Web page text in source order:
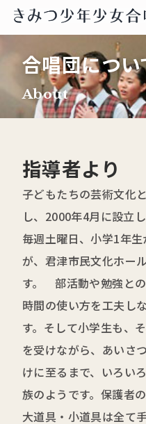
合唱団につい
About
指導者より
子どもたちの芸術文化
し、2000年4月に設立し
毎週土曜日、小学1年
が、君津市民文化ホー
す。 部活動や勉強との
時間の使い方を工夫し
す。そして小学生も、
を受けながら、あいさ
けに至るまで、いろい
族のようです。保護者
大道具・小道具は全て